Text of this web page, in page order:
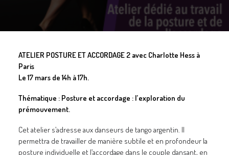
CONTACTEZ-NOUS
FACEBOOK
ATELIER POSTURE ET ACCORDAGE 2 avec Charlotte Hess à
Paris
Le 17 mars de 14h à 17h.
Thématique : Posture et accordage : l’exploration du
prémouvement.
Cet atelier s’adresse aux danseurs de tango argentin. Il
permettra de travailler de manière subtile et en profondeur la
posture individuelle et l’accordage dans le couple dansant, en